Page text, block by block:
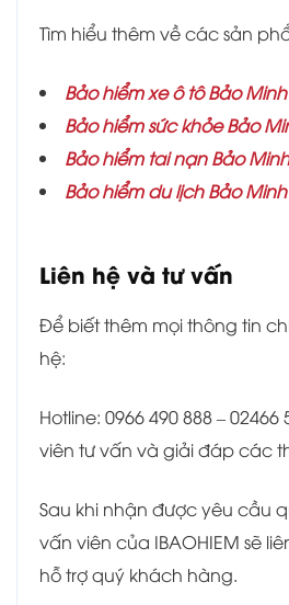
Tìm hiểu thêm về các sản
Bảo hiểm xe ô tô Bảo Minh
Bảo hiểm sức khỏe Bảo
Bảo hiểm tai nạn Bảo Minh
Bảo hiểm du lịch Bảo Minh
Liên hệ và tư vấn
Để biết thêm mọi thông tin
hệ:
Hotline: 0966 490 888 –
viên tư vấn và giải đáp các
Sau khi nhận được yêu cầu
vấn viên của IBAOHIEM sẽ
hỗ trợ quý khách hàng.